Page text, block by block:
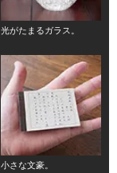
光がたまるガラス。
小さな文豪。